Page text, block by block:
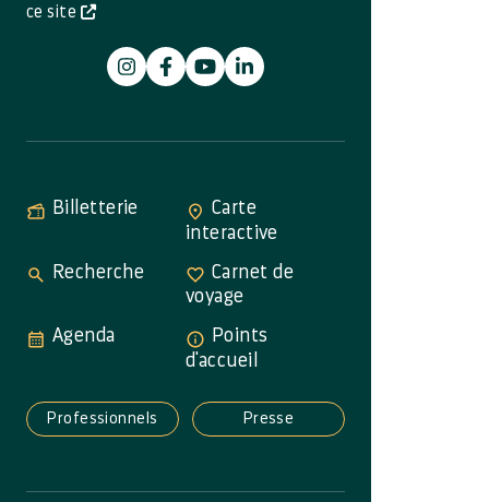
ce site
Billetterie
Carte
interactive
Recherche
Carnet de
voyage
Agenda
Points
d'accueil
Professionnels Presse